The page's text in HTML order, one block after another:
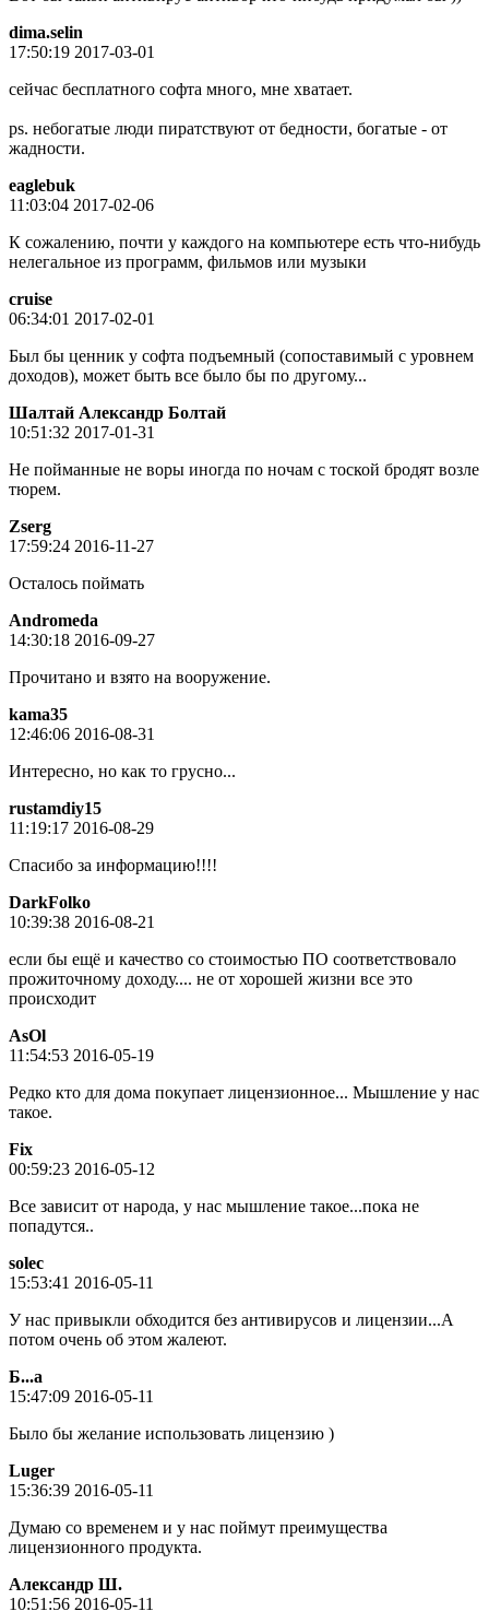
dima.selin
17:50:19 2017-03-01
сейчас бесплатного софта много, мне хватает.
ps. небогатые люди пиратствуют от бедности, богатые - от
жадности.
eaglebuk
11:03:04 2017-02-06
К сожалению, почти у каждого на компьютере есть что-нибудь
нелегальное из программ, фильмов или музыки
cruise
06:34:01 2017-02-01
Был бы ценник у софта подъемный (сопоставимый с уровнем
доходов), может быть все было бы по другому...
Шалтай Александр Болтай
10:51:32 2017-01-31
Не пойманные не воры иногда по ночам с тоской бродят возле
тюрем.
Zserg
17:59:24 2016-11-27
Осталось поймать
Andromeda
14:30:18 2016-09-27
Прочитано и взято на вооружение.
kama35
12:46:06 2016-08-31
Интересно, но как то грусно...
rustamdiy15
11:19:17 2016-08-29
Спасибо за информацию!!!!
DarkFolko
10:39:38 2016-08-21
если бы ещё и качество со стоимостью ПО соответствовало
прожиточному доходу.... не от хорошей жизни все это
происходит
AsOl
11:54:53 2016-05-19
Редко кто для дома покупает лицензионное... Мышление у нас
такое.
Fix
00:59:23 2016-05-12
Все зависит от народа, у нас мышление такое...пока не
попадутся..
solec
15:53:41 2016-05-11
У нас привыкли обходится без антивирусов и лицензии...А
потом очень об этом жалеют.
Б...а
15:47:09 2016-05-11
Было бы желание использовать лицензию )
Luger
15:36:39 2016-05-11
Думаю со временем и у нас поймут преимущества
лицензионного продукта.
Александр Ш.
10:51:56 2016-05-11